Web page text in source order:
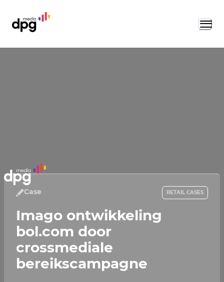
Case RETAIL CASES
Imago ontwikkeling
bol.com door
crossmediale
bereikscampagne